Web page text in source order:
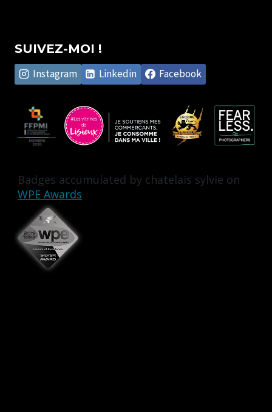
SUIVEZ-MOI !
Instagram Linkedin Facebook